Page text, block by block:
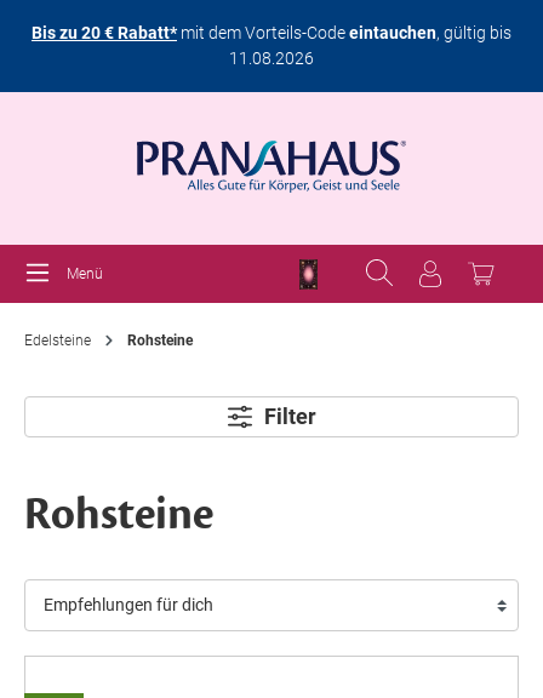
Bis zu 20 € Rabatt*mit dem Vorteils-Codeeintauchen, gültig bis
11.08.2026
Menü
Edelsteine Rohsteine
Filter
Rohsteine